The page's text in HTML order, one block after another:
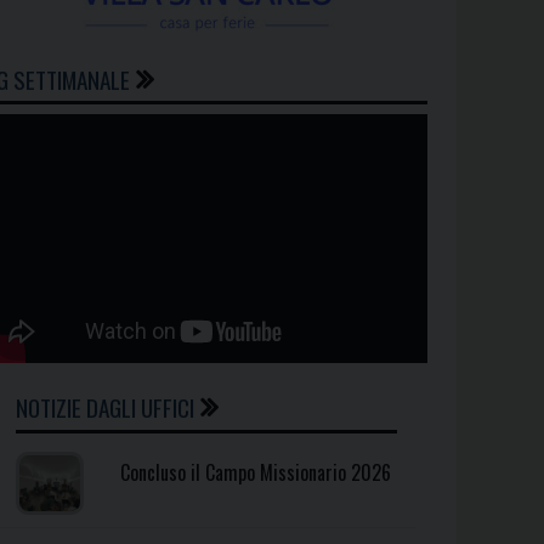
SETTIMANALE
NOTIZIE DAGLI UFFICI
Concluso il Campo Missionario 2026